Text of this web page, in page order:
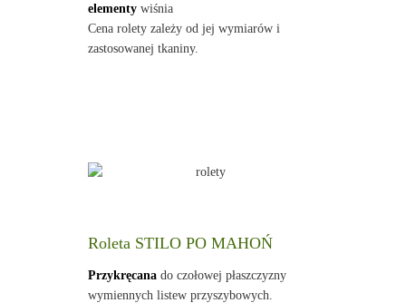
elementywiśnia
Cena rolety zależy od jej wymiarów i
zastosowanej tkaniny.
Roleta STILO PO MAHOŃ
Przykręcanado czołowej płaszczyzny
wymiennych listew przyszybowych.